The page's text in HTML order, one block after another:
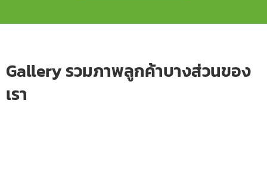
Gallery รวมภาพลูกค้าบางส่วนของ
เรา